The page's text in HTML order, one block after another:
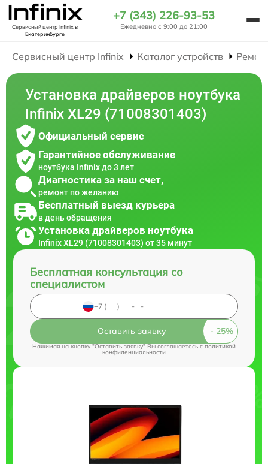
Сервисный центр Infinixв
Екатеринбурге
+7 (343) 226-93-53
Ежедневно с 9:00 до 21:00
Сервисный центр Infinix Каталог устройств
Установка драйверов ноутбука
Infinix XL29 (71008301403)
Официальный сервис
Гарантийное обслуживание
ноутбука Infinix до 3 лет
Диагностика за наш счет,
ремонт по желанию
Бесплатный выезд курьера
в день обращения
Установка драйверов ноутбука
Infinix XL29 (71008301403) от 35 минут
Бесплатная консультация со
специалистом
Оставить заявку
Нажимая на кнопку "Оставить заявку" Вы соглашаетесь cполитикой
конфиденциальности